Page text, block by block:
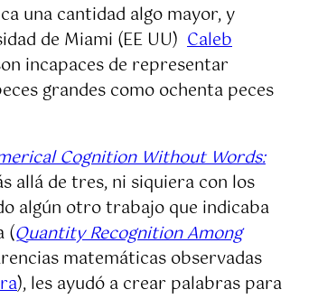
una cantidad algo mayor, y
de Miami (EE UU) Caleb
incapaces de representar
grandes como ochenta peces
Cognition Without Words:
allá de tres, ni siquiera con los
algún otro trabajo que indicaba
(Quantity Recognition Among
matemáticas observadas
), les ayudó a crear palabras para